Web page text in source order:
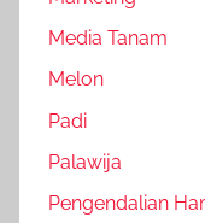
Media Tanam
Melon
Padi
Palawija
Pengendalian